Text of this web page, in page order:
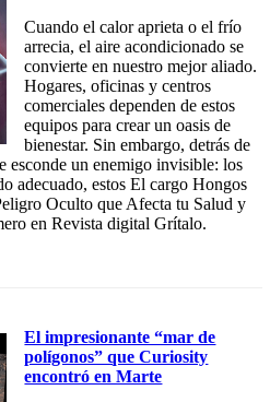
Cuando el calor aprieta o el frío
arrecia, el aire acondicionado se
convierte en nuestro mejor aliado.
Hogares, oficinas y centros
comerciales dependen de estos
equipos para crear un oasis de
bienestar. Sin embargo, detrás de
esconde un enemigo invisible: los
adecuado, estos El cargo Hongos
Oculto que Afecta tu Salud y
en Revista digital Grítalo.
El impresionante “mar de
polígonos” que Curiosity
encontró en Marte